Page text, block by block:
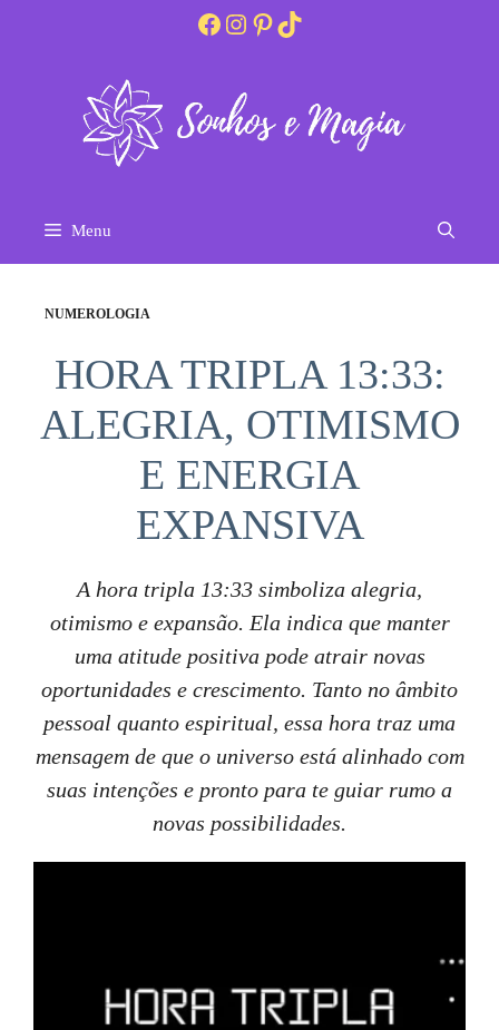
Facebook
Instagram
Pinterest
TikTok
Menu
NUMEROLOGIA
HORA TRIPLA 13:33:
ALEGRIA, OTIMISMO
E ENERGIA
EXPANSIVA
A hora tripla 13:33 simboliza alegria,
otimismo e expansão. Ela indica que manter
uma atitude positiva pode atrair novas
oportunidades e crescimento. Tanto no âmbito
pessoal quanto espiritual, essa hora traz uma
mensagem de que o universo está alinhado com
suas intenções e pronto para te guiar rumo a
novas possibilidades.